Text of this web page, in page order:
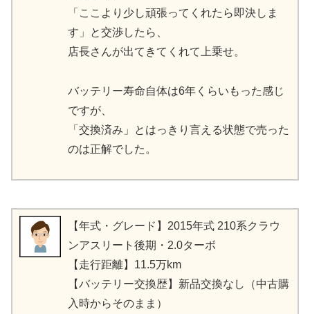
「ここより少し頑張ってくれたら即決しま
す」と交渉したら、
店長さんが出てきてくれて上乗せ。
バッテリー寿命自体は6年くらいもった感じ
ですが、
「交換済み」とはっきり言える状態で売った
のは正解でした。
【年式・グレード】2015年式 210系クラウ
ンアスリート後期・2.0ターボ
【走行距離】11.5万km
【バッテリー交換歴】新品交換なし（中古購
入時からそのまま）